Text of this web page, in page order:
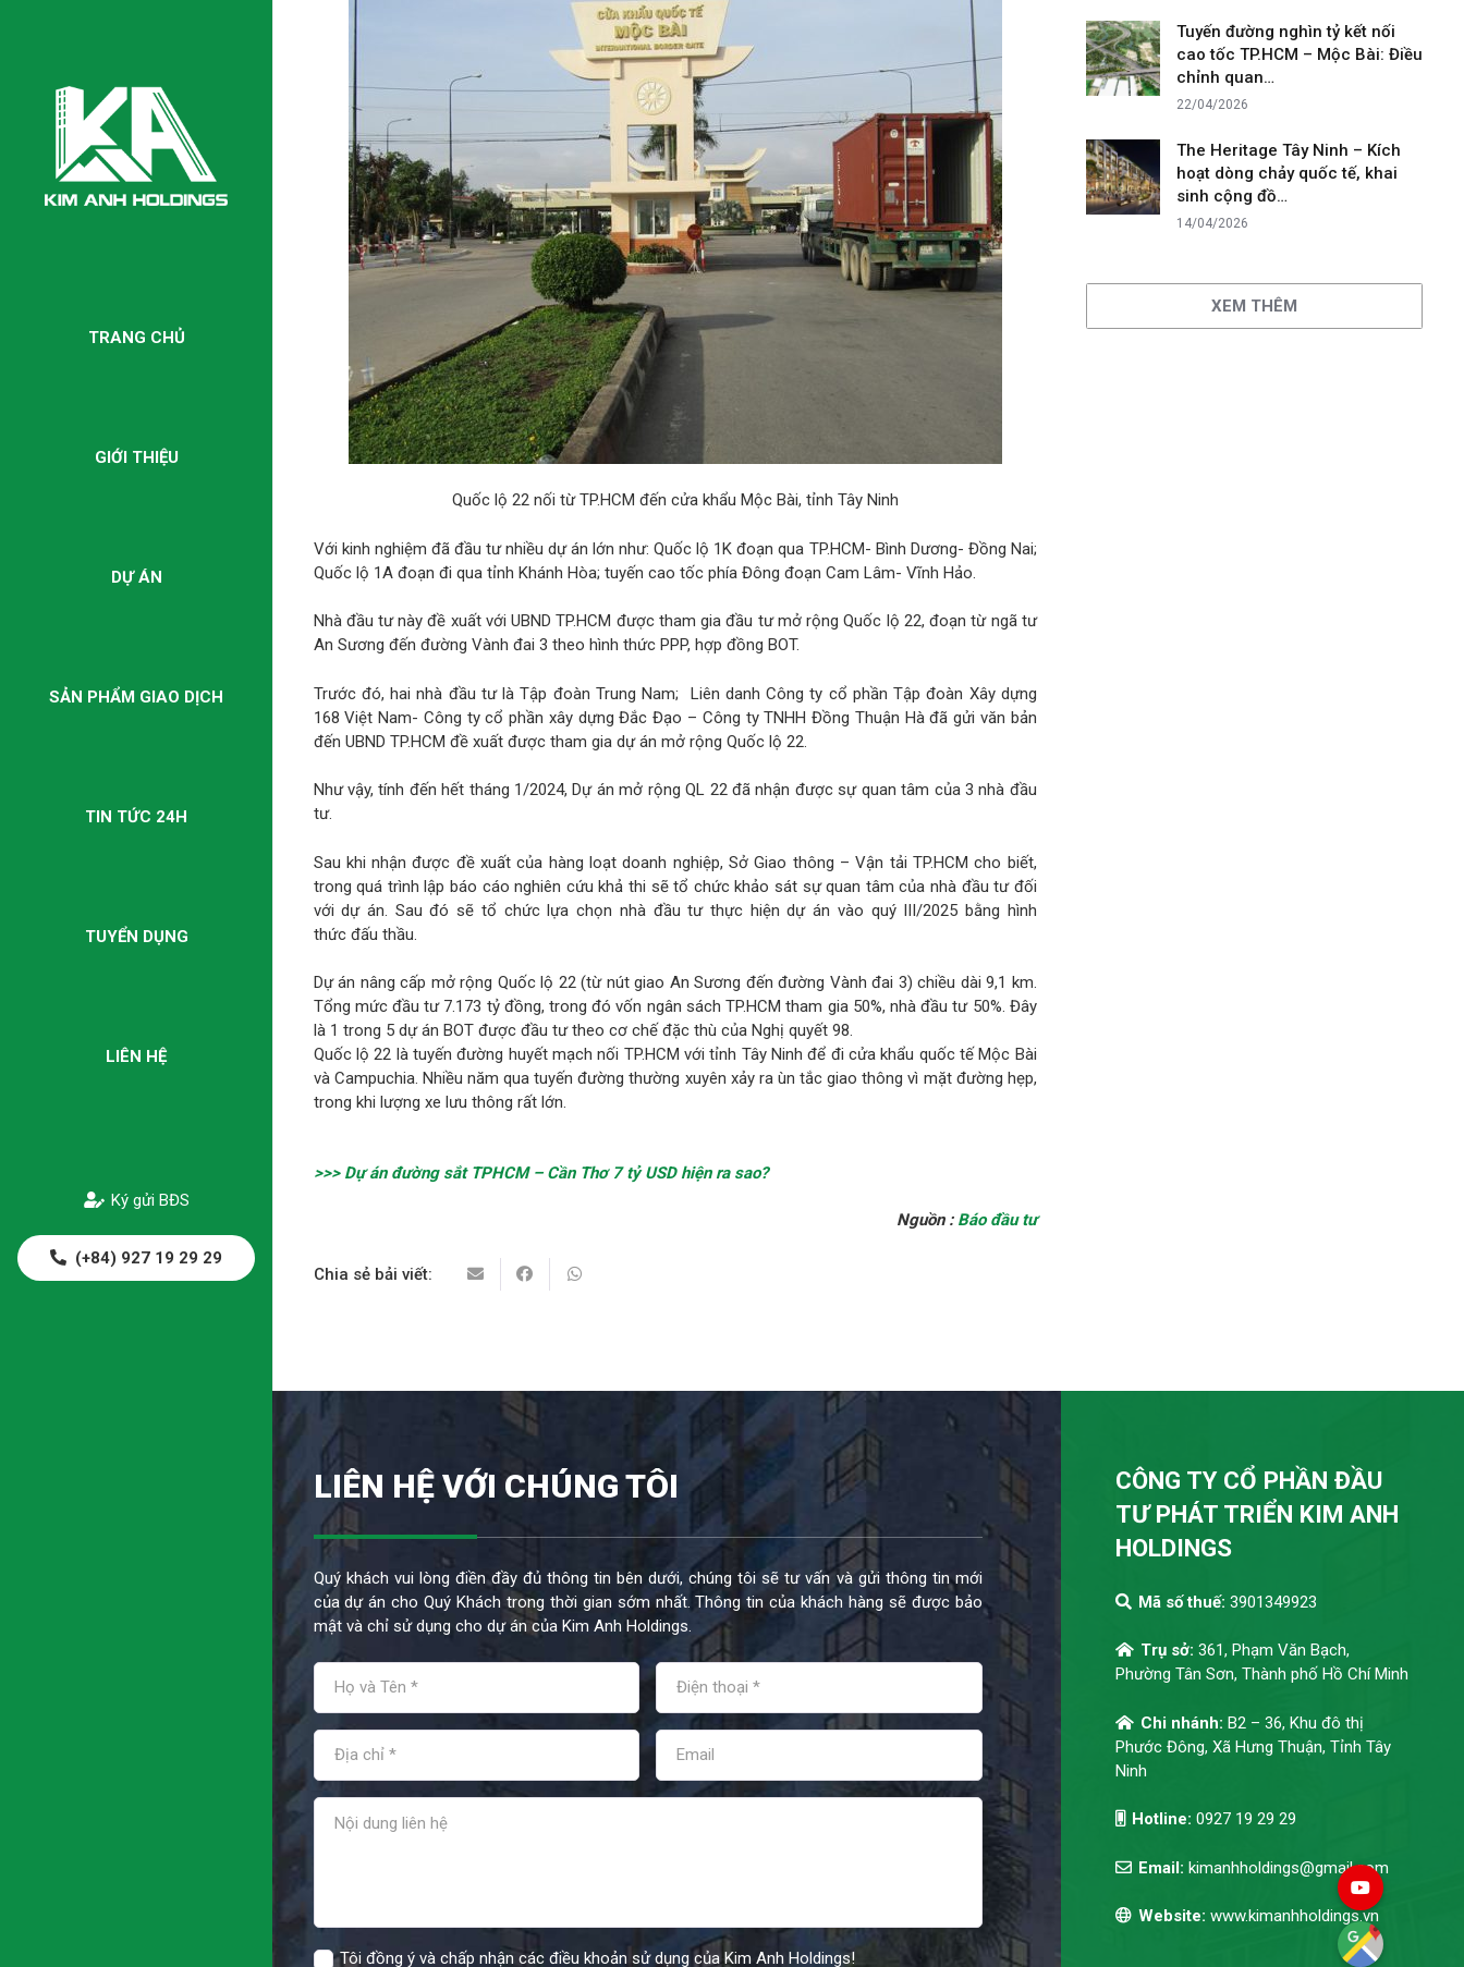
TRANG CHỦ
GIỚI THIỆU
DỰ ÁN
SẢN PHẨM GIAO DỊCH
TIN TỨC 24H
TUYỂN DỤNG
LIÊN HỆ
Ký gửi BĐS
(+84) 927 19 29 29
Quốc lộ 22 nối từ TP.HCM đến cửa khẩu Mộc Bài, tỉnh Tây Ninh
Với kinh nghiệm đã đầu tư nhiều dự án lớn như: Quốc lộ 1K đoạn qua TP.HCM- Bình Dương- Đồng Nai;
Quốc lộ 1A đoạn đi qua tỉnh Khánh Hòa; tuyến cao tốc phía Đông đoạn Cam Lâm- Vĩnh Hảo.
Nhà đầu tư này đề xuất với UBND TP.HCM được tham gia đầu tư mở rộng Quốc lộ 22, đoạn từ ngã tư
An Sương đến đường Vành đai 3 theo hình thức PPP, hợp đồng BOT.
Trước đó, hai nhà đầu tư là Tập đoàn Trung Nam; Liên danh Công ty cổ phần Tập đoàn Xây dựng
168 Việt Nam- Công ty cổ phần xây dựng Đắc Đạo – Công ty TNHH Đồng Thuận Hà đã gửi văn bản
đến UBND TP.HCM đề xuất được tham gia dự án mở rộng Quốc lộ 22.
Như vậy, tính đến hết tháng 1/2024, Dự án mở rộng QL 22 đã nhận được sự quan tâm của 3 nhà đầu
tư.
Sau khi nhận được đề xuất của hàng loạt doanh nghiệp, Sở Giao thông – Vận tải TP.HCM cho biết,
trong quá trình lập báo cáo nghiên cứu khả thi sẽ tổ chức khảo sát sự quan tâm của nhà đầu tư đối
với dự án. Sau đó sẽ tổ chức lựa chọn nhà đầu tư thực hiện dự án vào quý III/2025 bằng hình
thức đấu thầu.
Dự án nâng cấp mở rộng Quốc lộ 22 (từ nút giao An Sương đến đường Vành đai 3) chiều dài 9,1 km.
Tổng mức đầu tư 7.173 tỷ đồng, trong đó vốn ngân sách TP.HCM tham gia 50%, nhà đầu tư 50%. Đây
là 1 trong 5 dự án BOT được đầu tư theo cơ chế đặc thù của Nghị quyết 98.
Quốc lộ 22 là tuyến đường huyết mạch nối TP.HCM với tỉnh Tây Ninh để đi cửa khẩu quốc tế Mộc Bài
và Campuchia. Nhiều năm qua tuyến đường thường xuyên xảy ra ùn tắc giao thông vì mặt đường hẹp,
trong khi lượng xe lưu thông rất lớn.
>>> Dự án đường sắt TPHCM – Cần Thơ 7 tỷ USD hiện ra sao?
Nguồn : Báo đầu tư
Chia sẻ bải viết:
Tuyến đường nghìn tỷ kết nối
cao tốc TP.HCM – Mộc Bài: Điều
chỉnh quan…
22/04/2026
The Heritage Tây Ninh – Kích
hoạt dòng chảy quốc tế, khai
sinh cộng đồ…
14/04/2026
XEM THÊM
LIÊN HỆ VỚI CHÚNG TÔI
Quý khách vui lòng điền đầy đủ thông tin bên dưới, chúng tôi sẽ tư vấn và gửi thông tin mới
của dự án cho Quý Khách trong thời gian sớm nhất. Thông tin của khách hàng sẽ được bảo
mật và chỉ sử dụng cho dự án của Kim Anh Holdings.
Tôi đồng ý và chấp nhận các điều khoản sử dụng của Kim Anh Holdings!
CÔNG TY CỔ PHẦN ĐẦU
TƯ PHÁT TRIỂN KIM ANH
HOLDINGS
Mã số thuế:3901349923
Trụ sở:361, Phạm Văn Bạch,
Phường Tân Sơn, Thành phố Hồ Chí Minh
Chi nhánh:B2 – 36, Khu đô thị
Phước Đông, Xã Hưng Thuận, Tỉnh Tây
Ninh
Hotline:0927 19 29 29
Email:kimanhholdings@gmail.com
Website:www.kimanhholdings.vn